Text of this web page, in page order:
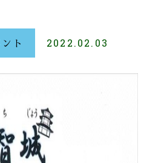
ト 2022.02.03